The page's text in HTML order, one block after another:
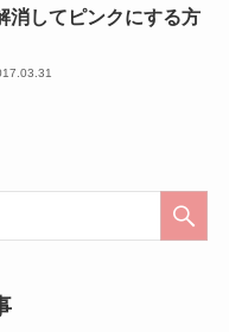
消してピンクにする方